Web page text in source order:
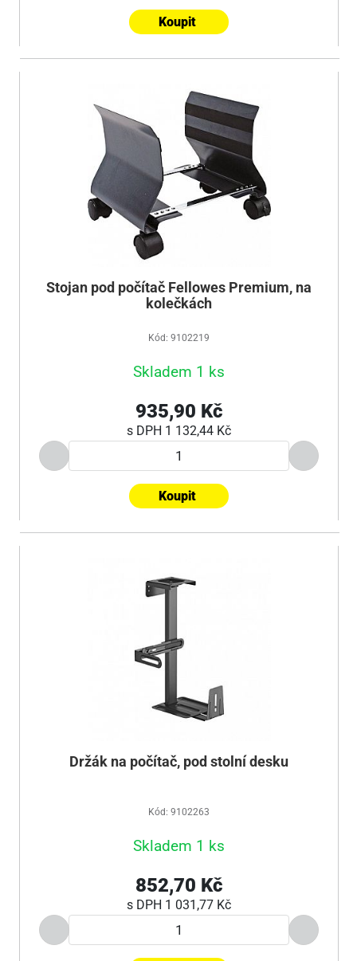
Koupit
Stojan pod počítač Fellowes Premium, na
kolečkách
Kód: 9102219
Skladem 1 ks
935,90 Kč
s DPH 1 132,44 Kč
Koupit
Držák na počítač, pod stolní desku
Kód: 9102263
Skladem 1 ks
852,70 Kč
s DPH 1 031,77 Kč